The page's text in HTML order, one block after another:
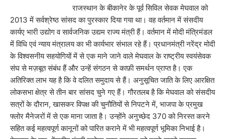
राजस्थान के बीकानेर के पूर्व सिविल सेवक मेघवाल को
2013 में सर्वश्रेष्ठ सांसद का पुरस्कार दिया गया था। वह वर्तमान में संसदीय
कार्यए भारी उद्योग व सार्वजनिक उद्यम राज्य मंत्री हैं। वर्तमान में मोदी मंत्रिमंडल
में विधि एवं न्याय मंत्रालय का भी कार्यभार संभाल रहे हैं। प्रधानमंत्री नरेंद्र मोदी
के विश्वसनीय सहयोगियों में से एक माने जाने वाले मेघवाल के राष्ट्रीय स्वयंसेवक
संघ से मज़बूत संबंध हैं और उन्हें संगठन से काफ़ी समर्थन प्राप्त है। एक
अतिरिक्त लाभ यह है कि वे दलित समुदाय से हैं। अनुसूचित जाति के लिए आरक्षित
लोकसभा क्षेत्र से तीन बार सांसद चुने गए हैं। गौरतलब है कि मेघवाल को संसदीय
सत्रों के दौरान, खासकर विपक्ष की चुनौतियों से निपटने में, भाजपा के प्रमुख
फ्लोर मैनेजरों में से एक माना जाता है। उन्होंने अनुच्छेद 370 को निरस्त करने
सहित कई महत्वपूर्ण कानूनों को पारित कराने में भी महत्वपूर्ण भूमिका निभाई है।